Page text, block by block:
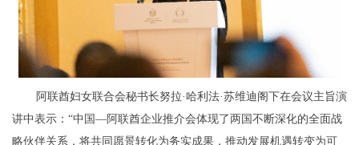
阿联酋妇女联合会秘书长努拉·哈利法·苏维迪阁下在会议主旨演
讲中表示：“中国—阿联酋企业推介会体现了两国不断深化的全面战
略伙伴关系，将共同愿景转化为务实成果，推动发展机遇转变为可